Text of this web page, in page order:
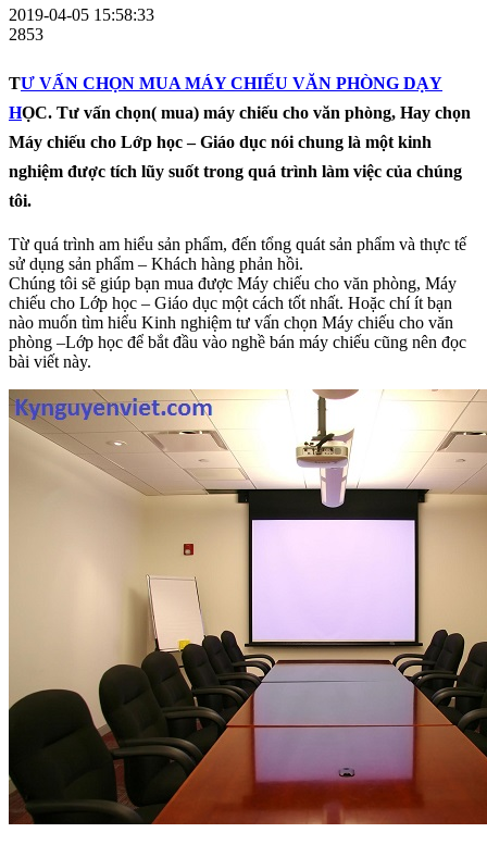
2019-04-05 15:58:33
2853
TƯ VẤN CHỌN MUA MÁY CHIẾU VĂN PHÒNG DẠY
HỌC. Tư vấn chọn( mua) máy chiếu cho văn phòng, Hay chọn
Máy chiếu cho Lớp học – Giáo dục nói chung là một kinh
nghiệm được tích lũy suốt trong quá trình làm việc của chúng
tôi.
Từ quá trình am hiểu sản phẩm, đến tổng quát sản phẩm và thực tế
sử dụng sản phẩm – Khách hàng phản hồi.
Chúng tôi sẽ giúp bạn mua được Máy chiếu cho văn phòng, Máy
chiếu cho Lớp học – Giáo dục một cách tốt nhất. Hoặc chí ít bạn
nào muốn tìm hiểu Kinh nghiệm tư vấn chọn Máy chiếu cho văn
phòng –Lớp học để bắt đầu vào nghề bán máy chiếu cũng nên đọc
bài viết này.